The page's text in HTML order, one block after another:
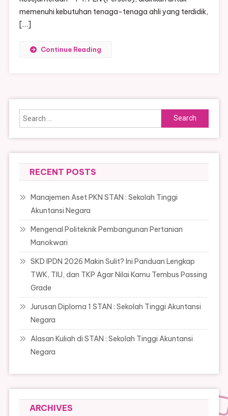
memenuhi kebutuhan tenaga-tenaga ahli yang terdidik,
[…]
Continue Reading
Search
for:
RECENT POSTS
Manajemen Aset PKN STAN : Sekolah Tinggi
Akuntansi Negara
Mengenal Politeknik Pembangunan Pertanian
Manokwari
SKD IPDN 2026 Makin Sulit? Ini Panduan Lengkap
TWK, TIU, dan TKP Agar Nilai Kamu Tembus Passing
Grade
Jurusan Diploma 1 STAN : Sekolah Tinggi Akuntansi
Negara
Alasan Kuliah di STAN : Sekolah Tinggi Akuntansi
Negara
ARCHIVES